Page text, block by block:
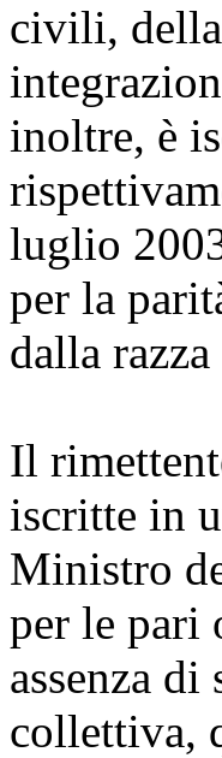
civili,
inoltre, è
luglio
per la
dalla
Il
iscritte in
Ministro
per le pari
assenza
collettiva,